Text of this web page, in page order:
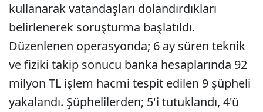
kullanarak vatandaşları dolandırdıkları
belirlenerek soruşturma başlatıldı.
Düzenlenen operasyonda; 6 ay süren teknik
ve fiziki takip sonucu banka hesaplarında 92
milyon TL işlem hacmi tespit edilen 9 şüpheli
yakalandı. Şüphelilerden; 5'i tutuklandı, 4'ü